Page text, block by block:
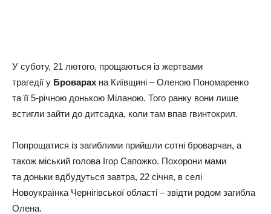
У суботу, 21 лютого, прощаються із жертвами
трагедії у Броварах на Київщині – Оленою Пономаренко
та її 5-річною донькою Міланою. Того ранку вони лише
встигли зайти до дитсадка, коли там впав гвинтокрил.
Попрощатися із загиблими прийшли сотні броварчан, а
також міський голова Ігор Сапожко. Похорони мами
та доньки вдбудуться завтра, 22 січня, в селі
Новоукраїнка Чернігівської області – звідти родом загибла
Олена.